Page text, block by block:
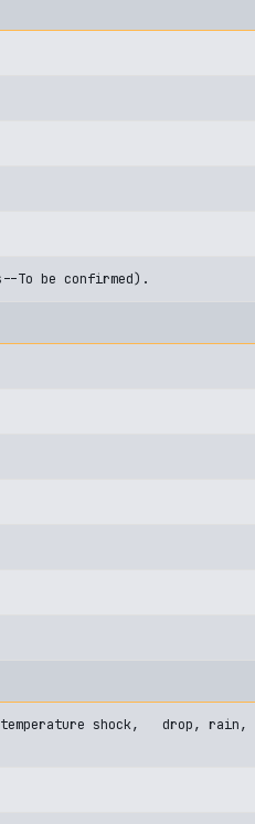
To be confirmed).
temperature shock, drop,